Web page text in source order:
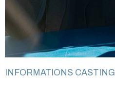
INFORMATIONS CASTING